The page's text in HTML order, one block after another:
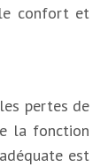
le confort et
pertes de
la fonction
est